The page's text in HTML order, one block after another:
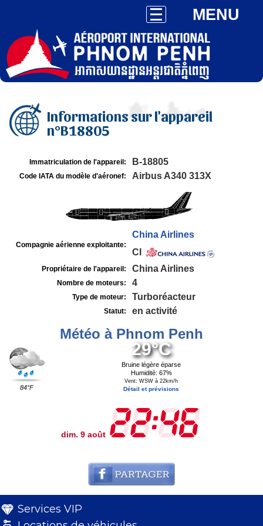
MENU
Informations sur l'appareil
n°B18805
Immatriculation de l'appareil: B-18805
Code IATA du modèle d'aéronef: Airbus A340 313X
Compagnie aérienne exploitante:
China Airlines
CI
Propriétaire de l'appareil: China Airlines
Nombre de moteurs: 4
Type de moteur: Turboréacteur
Statut: en activité
Météo à Phnom Penh
84°F
29°C
Bruine légère éparse
Humidité: 67%
Vent: WSW à 22km/h
Détail et prévisions
dim. 9 août
Services VIP